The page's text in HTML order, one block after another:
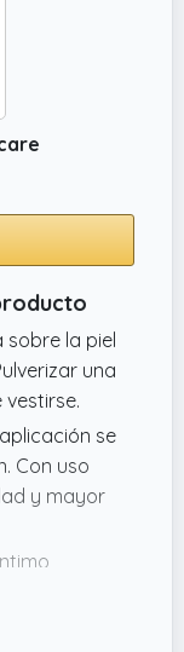
con este
para
sin
la piel
una
se
Con uso
y mayor